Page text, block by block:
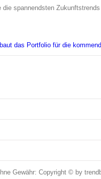
spannendsten
das Portfolio für die
Gewähr: Copyright © by